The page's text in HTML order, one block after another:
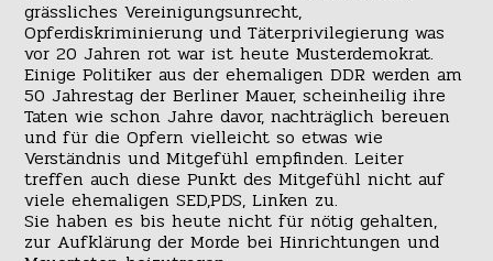
grässliches Vereinigungsunrecht,
Opferdiskriminierung und Täterprivilegierung was
vor 20 Jahren rot war ist heute Musterdemokrat.
Einige Politiker aus der ehemaligen DDR werden am
50 Jahrestag der Berliner Mauer, scheinheilig ihre
Taten wie schon Jahre davor, nachträglich bereuen
und für die Opfern vielleicht so etwas wie
Verständnis und Mitgefühl empfinden. Leiter
treffen auch diese Punkt des Mitgefühl nicht auf
viele ehemaligen SED,PDS, Linken zu.
Sie haben es bis heute nicht für nötig gehalten,
zur Aufklärung der Morde bei Hinrichtungen und